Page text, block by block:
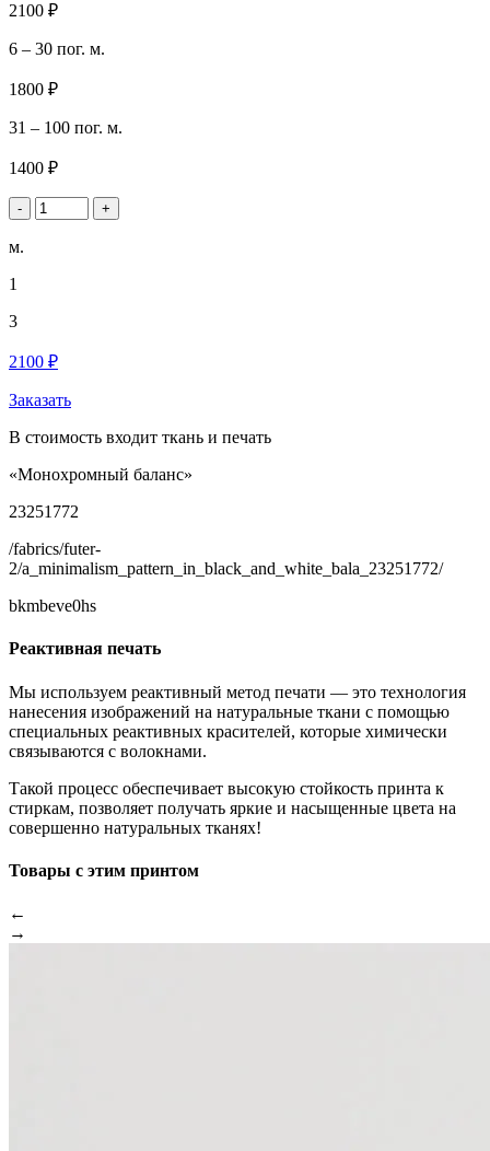
2100 ₽
6 – 30 пог. м.
1800 ₽
31 – 100 пог. м.
1400 ₽
- +
м.
1
3
2100 ₽
Заказать
В стоимость входит ткань и печать
«Монохромный баланс»
23251772
/fabrics/futer-
2/a_minimalism_pattern_in_black_and_white_bala_23251772/
bkmbeve0hs
Реактивная печать
Мы используем реактивный метод печати — это технология
нанесения изображений на натуральные ткани с помощью
специальных реактивных красителей, которые химически
связываются с волокнами.
Такой процесс обеспечивает высокую стойкость принта к
стиркам, позволяет получать яркие и насыщенные цвета на
совершенно натуральных тканях!
Товары с этим принтом
←
→